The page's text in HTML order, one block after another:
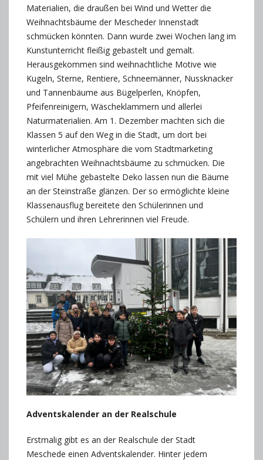
Materialien, die draußen bei Wind und Wetter die
Weihnachtsbäume der Mescheder Innenstadt
schmücken könnten. Dann wurde zwei Wochen lang im
Kunstunterricht fleißig gebastelt und gemalt.
Herausgekommen sind weihnachtliche Motive wie
Kugeln, Sterne, Rentiere, Schneemänner, Nussknacker
und Tannenbäume aus Bügelperlen, Knöpfen,
Pfeifenreinigern, Wäscheklammern und allerlei
Naturmaterialien. Am 1. Dezember machten sich die
Klassen 5 auf den Weg in die Stadt, um dort bei
winterlicher Atmosphäre die vom Stadtmarketing
angebrachten Weihnachtsbäume zu schmücken. Die
mit viel Mühe gebastelte Deko lassen nun die Bäume
an der Steinstraße glänzen. Der so ermöglichte kleine
Klassenausflug bereitete den Schülerinnen und
Schülern und ihren Lehrerinnen viel Freude.
Adventskalender an der Realschule
Erstmalig gibt es an der Realschule der Stadt
Meschede einen Adventskalender. Hinter jedem